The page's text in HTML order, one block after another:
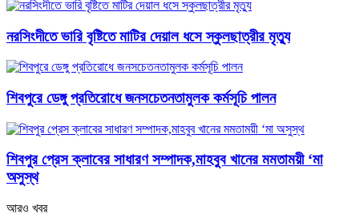
নরসিংদীতে ভারি বৃষ্টিতে মাটির দেয়াল ধসে স্কুলছাত্রীর মৃত্যু
শিবপুরে ডেঙ্গু প্রতিরোধে জনসচেতনতামুলক কর্মসূচি পালন
শিবপুর প্রেস ক্লাবের সাধারণ সম্পাদক,মাহবুব খানের মমতাময়ী ‘মা
অসুস্থ
আরও খবর